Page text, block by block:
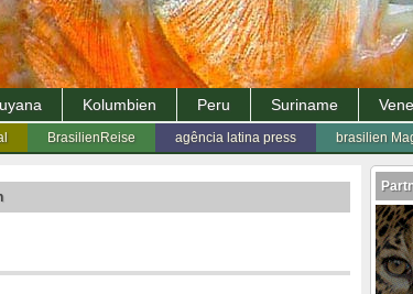
Kolumbien Peru Suriname
brasilien
agência latina press
BrasilienReise